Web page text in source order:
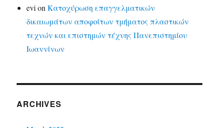
evi onΚατοχύρωση επαγγελματικών
δικαιωμάτων αποφοίτων τμήματος πλαστικών
τεχνών και επιστημών τέχνης Πανεπιστημίου
Ιωαννίνων
ARCHIVES